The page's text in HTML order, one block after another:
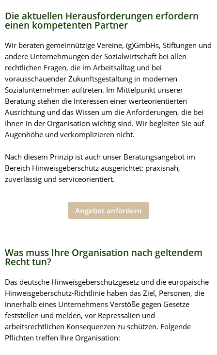
Die aktuellen Herausforderungen erfordern
einen kompetenten Partner
Wir beraten gemeinnützige Vereine, (g)GmbHs, Stiftungen und
andere Unternehmungen der Sozialwirtschaft bei allen
rechtlichen Fragen, die im Arbeitsalltag und bei
vorausschauender Zukunftsgestaltung in modernen
Sozialunternehmen auftreten. Im Mittelpunkt unserer
Beratung stehen die Interessen einer werteorientierten
Ausrichtung und das Wissen um die Anforderungen, die bei
Ihnen in der Organisation wichtig sind. Wir begleiten Sie auf
Augenhöhe und verkomplizieren nicht.
Nach diesem Prinzip ist auch unser Beratungsangebot im
Bereich Hinweisgeberschutz ausgerichtet: praxisnah,
zuverlässig und serviceorientiert.
Angebot anfordern
Was muss Ihre Organisation nach geltendem
Recht tun?
Das deutsche Hinweisgeberschutzgesetz und die europäische
Hinweisgeberschutz-Richtlinie haben das Ziel, Personen, die
innerhalb eines Unternehmens Verstöße gegen Gesetze
feststellen und melden, vor Repressalien und
arbeitsrechtlichen Konsequenzen zu schützen. Folgende
Pflichten treffen Ihre Organisation: